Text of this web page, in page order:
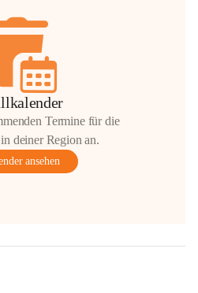
Termine für die
deiner Region an.
ansehen